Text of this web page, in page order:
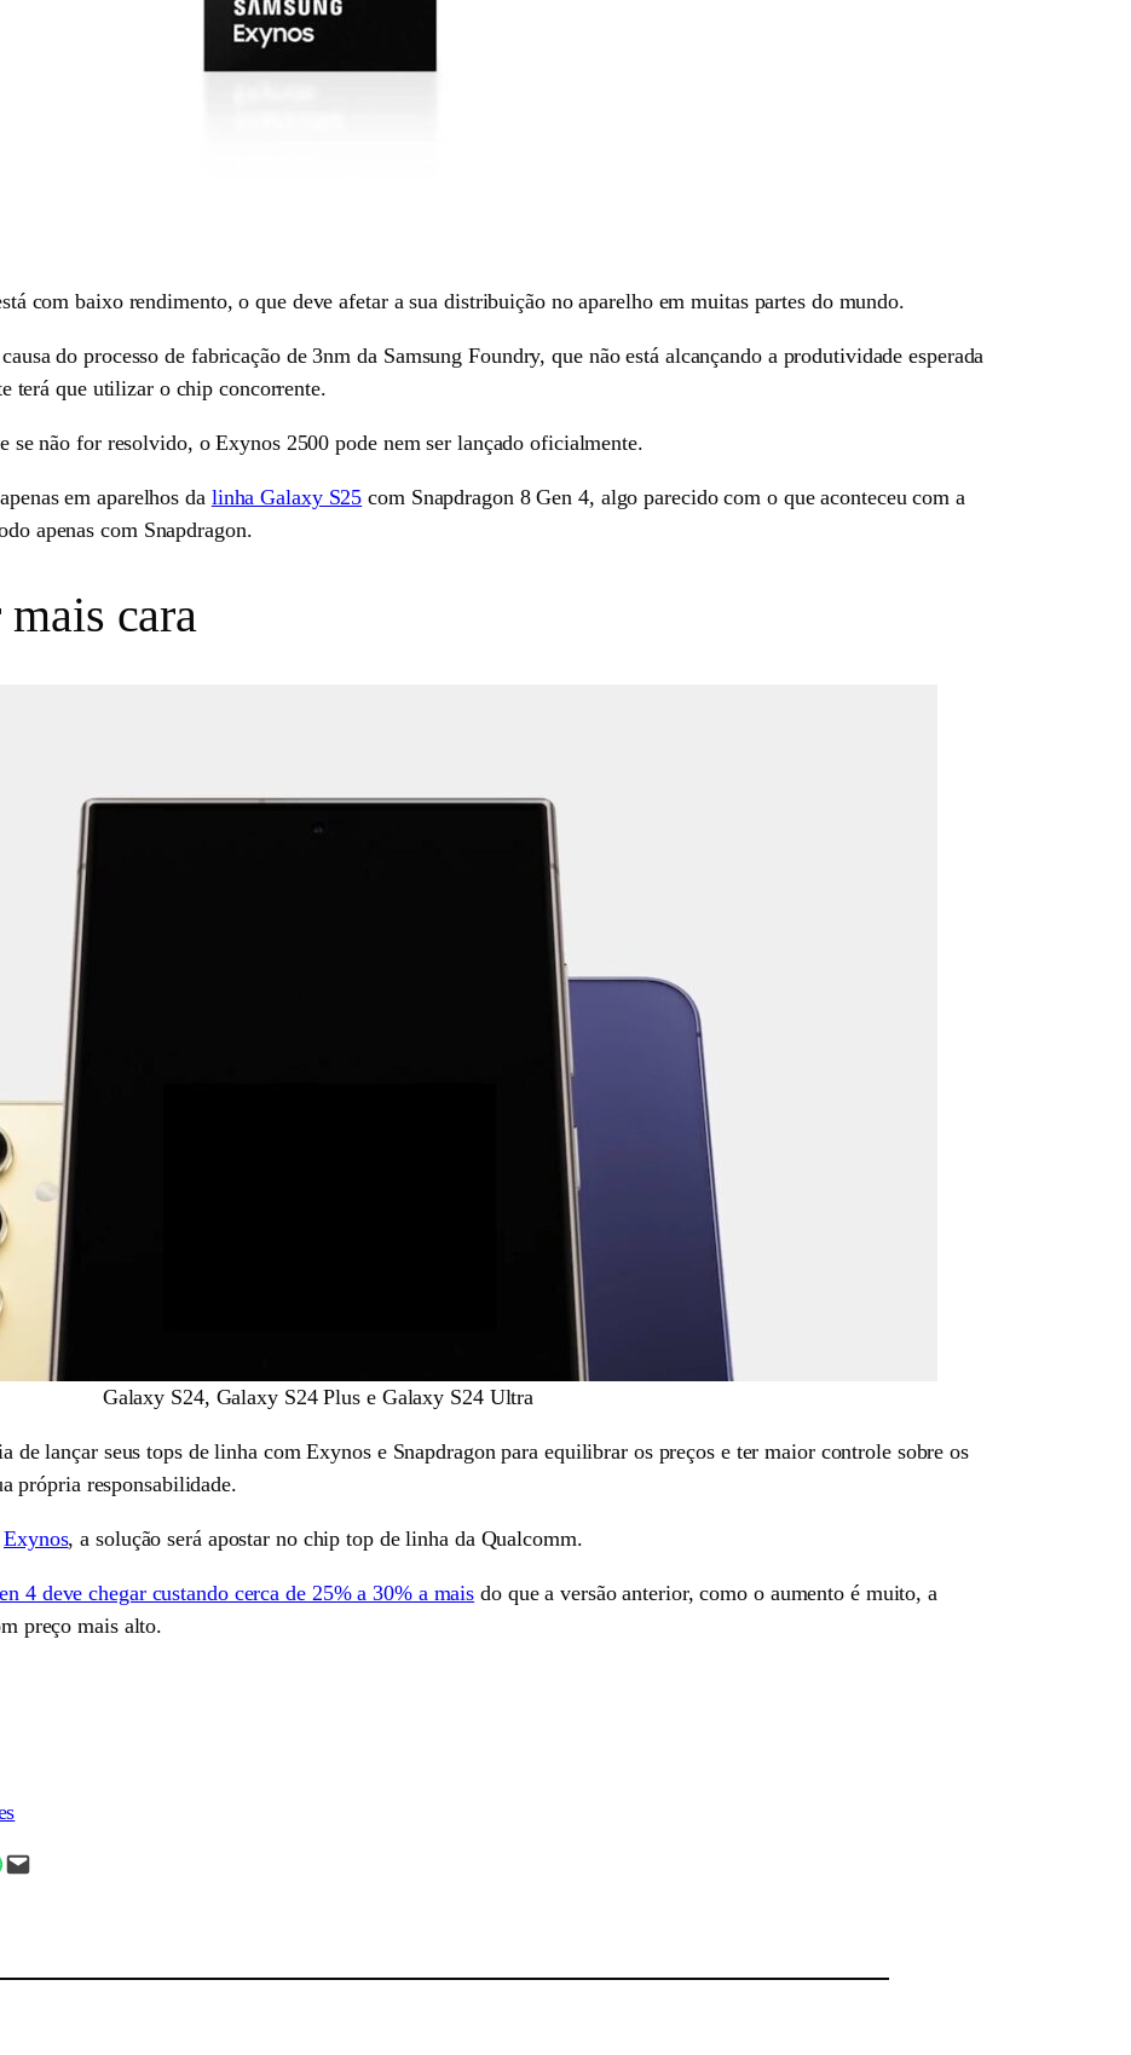
com baixo rendimento, o que deve afetar a sua distribuição no aparelho em muitas partes do mundo.
do processo de fabricação de 3nm da Samsung Foundry, que não está alcançando a produtividade esperada
terá que utilizar o chip concorrente.
se não for resolvido, o Exynos 2500 pode nem ser lançado oficialmente.
em aparelhos da linha Galaxy S25 com Snapdragon 8 Gen 4, algo parecido com o que aconteceu com a
apenas com Snapdragon.
cara
Galaxy S24, Galaxy S24 Plus e Galaxy S24 Ultra
de lançar seus tops de linha com Exynos e Snapdragon para equilibrar os preços e ter maior controle sobre os
própria responsabilidade.
Exynos, a solução será apostar no chip top de linha da Qualcomm.
4 deve chegar custando cerca de 25% a 30% a mais do que a versão anterior, como o aumento é muito, a
preço mais alto.
on WhatsApp
Email this Page